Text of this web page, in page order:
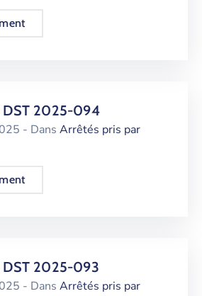
DST 2025-094
- Dans Arrêtés pris par
DST 2025-093
- Dans Arrêtés pris par